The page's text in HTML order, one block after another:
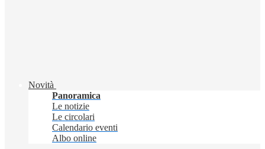
Novità
Panoramica
Le notizie
Le circolari
Calendario eventi
Albo online